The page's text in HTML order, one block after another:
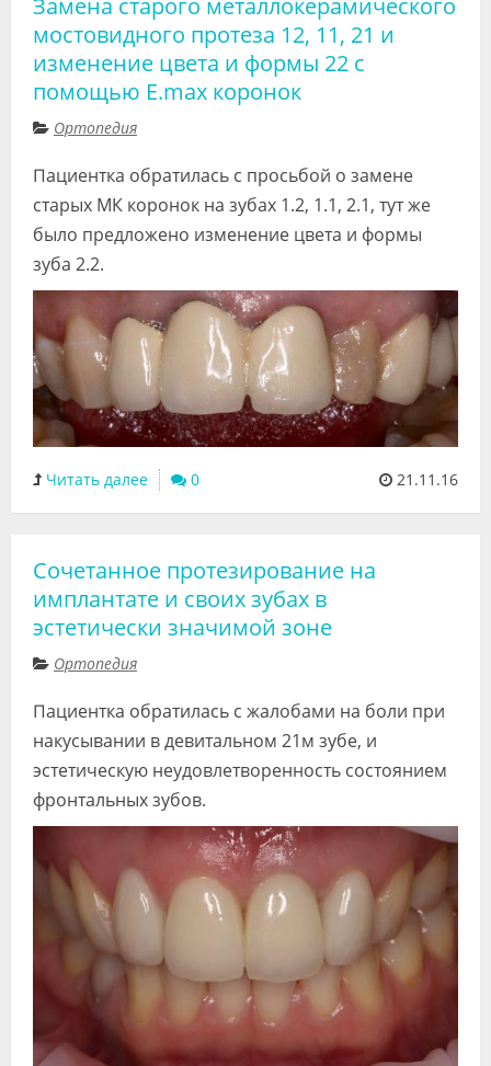
мостовидного протеза 12, 11, 21 и
изменение цвета и формы 22 с
помощью E.max коронок
Ортопедия
Пациентка обратилась с просьбой о замене
старых МК коронок на зубах 1.2, 1.1, 2.1, тут же
было предложено изменение цвета и формы
зуба 2.2.
Читать далее 0 21.11.16
Сочетанное протезирование на
имплантате и своих зубах в
эстетически значимой зоне
Ортопедия
Пациентка обратилась с жалобами на боли при
накусывании в девитальном 21м зубе, и
эстетическую неудовлетворенность состоянием
фронтальных зубов.